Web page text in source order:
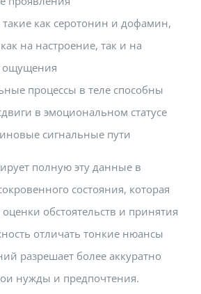
как серотонин и дофамин,
на настроение, так и на
ощущения
процессы в теле способны
в эмоциональном статусе
сигнальные пути
полную эту данные в
состояния, которая
обстоятельств и принятия
отличать тонкие нюансы
разрешает более аккуратно
нужды и предпочтения.